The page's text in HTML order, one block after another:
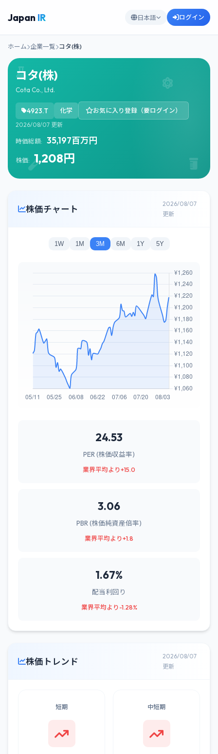
Japan IR 日本語 ログイン
ホーム 企業一覧 コタ(株)
コタ(株)
Cota Co., Ltd.
4923.T 化学 お気に入り登録（要ログイン）
2026/08/07 更新
時価総額: 35,197百万円
株価: 1,208円
株価チャート
2026/08/07
更新
1W 1M 3M 6M 1Y 5Y
24.53
PER (株価収益率)
業界平均より+15.0
3.06
PBR (株価純資産倍率)
業界平均より+1.8
1.67%
配当利回り
業界平均より-1.28%
株価トレンド
2026/08/07
更新
短期 中短期